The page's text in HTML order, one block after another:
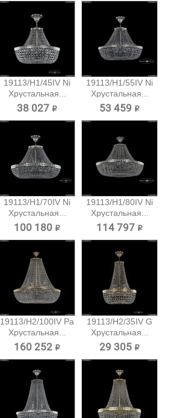
19113/H1/45IV Ni
Хрустальная...
38 027 ₽
19113/H1/55IV Ni
Хрустальная...
53 459 ₽
19113/H1/70IV Ni
Хрустальная...
100 180 ₽
19113/H1/80IV Ni
Хрустальная...
114 797 ₽
19113/H2/100IV Pa
Хрустальная...
160 252 ₽
19113/H2/35IV G
Хрустальная...
29 305 ₽